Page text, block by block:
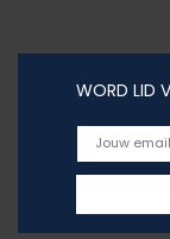
WORD LID